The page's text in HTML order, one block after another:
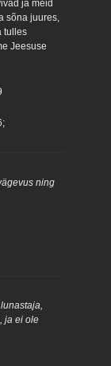
ja meid
sõna juures,
tulles
Jeesuse
ning
ja ei ole